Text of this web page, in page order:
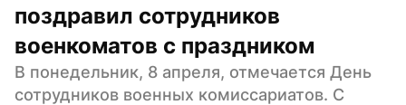
поздравил сотрудников
военкоматов с праздником
В понедельник, 8 апреля, отмечается День
сотрудников военных комиссариатов. С